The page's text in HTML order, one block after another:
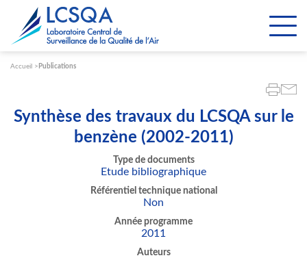
Accueil Publications
Synthèse des travaux du LCSQA sur le
benzène (2002-2011)
Type de documents
Etude bibliographique
Référentiel technique national
Non
Année programme
2011
Auteurs
Paramétrer les cookies